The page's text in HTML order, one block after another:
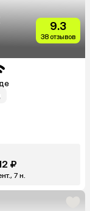
9.3
38 отзывов
₽
7 н.